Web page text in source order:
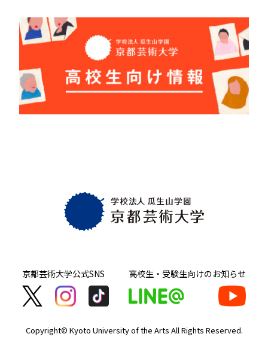
京都芸術大学公式SNS 高校生・受験生向けのお知らせ
Copyright© Kyoto University of the Arts All Rights Reserved.